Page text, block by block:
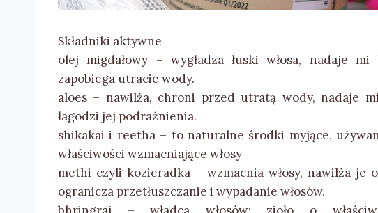
Składniki aktywne
olej migdałowy – wygładza łuski włosa, nadaje
zapobiega utracie wody.
aloes – nawilża, chroni przed utratą wody, nadaje
łagodzi jej podrażnienia.
shikakai i reetha – to naturalne środki myjące,
właściwości wzmacniające włosy
methi czyli kozieradka – wzmacnia włosy, nawilża je
ogranicza przetłuszczanie i wypadanie włosów.